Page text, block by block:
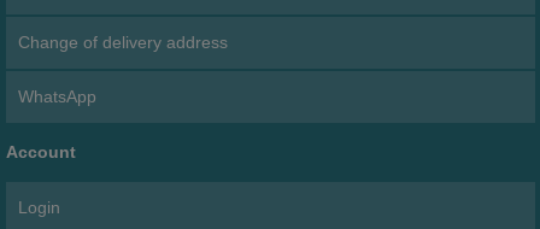
Change of delivery address
WhatsApp
Account
Login